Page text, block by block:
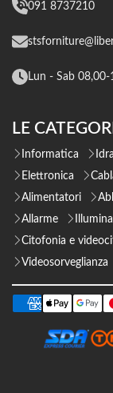
091 8737210
Lun - Sab
LE
Informatica
Elettronica
Alimentatori
Allarme
Citofonia e
Videosorveglianza